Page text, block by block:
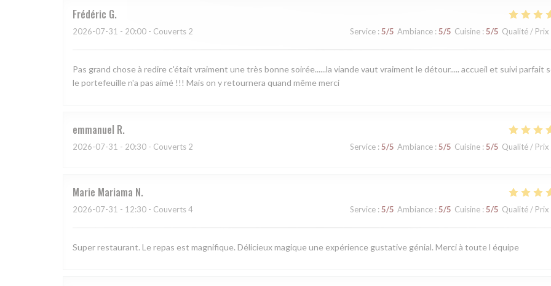
Frédéric G
2026-07-31 - 20:00 - Couverts 2 Service : 5/5 Ambiance : 5/5 Cuisine : 5/5 Qualité / Prix
Pas grand chose à redire c'était vraiment une très bonne soirée......la viande vaut vraiment le détour..... accueil et suivi parfait
le portefeuille n'a pas aimé !!! Mais on y retournera quand même merci
emmanuel R
2026-07-31 - 20:30 - Couverts 2 Service : 5/5 Ambiance : 5/5 Cuisine : 5/5 Qualité / Prix
Marie Mariama N
2026-07-31 - 12:30 - Couverts 4 Service : 5/5 Ambiance : 5/5 Cuisine : 5/5 Qualité / Prix
Super restaurant. Le repas est magnifique. Délicieux magique une expérience gustative génial. Merci à toute l équipe